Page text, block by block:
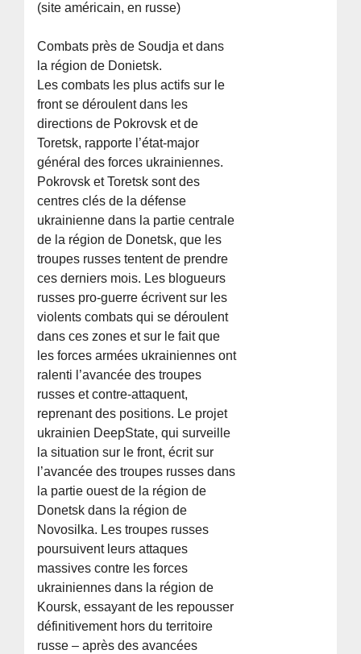
(site américain, en russe)
Combats près de Soudja et dans
la région de Donietsk.
Les combats les plus actifs sur le
front se déroulent dans les
directions de Pokrovsk et de
Toretsk, rapporte l’état-major
général des forces ukrainiennes.
Pokrovsk et Toretsk sont des
centres clés de la défense
ukrainienne dans la partie centrale
de la région de Donetsk, que les
troupes russes tentent de prendre
ces derniers mois. Les blogueurs
russes pro-guerre écrivent sur les
violents combats qui se déroulent
dans ces zones et sur le fait que
les forces armées ukrainiennes ont
ralenti l’avancée des troupes
russes et contre-attaquent,
reprenant des positions. Le projet
ukrainien DeepState, qui surveille
la situation sur le front, écrit sur
l’avancée des troupes russes dans
la partie ouest de la région de
Donetsk dans la région de
Novosilka. Les troupes russes
poursuivent leurs attaques
massives contre les forces
ukrainiennes dans la région de
Koursk, essayant de les repousser
définitivement hors du territoire
russe – après des avancées